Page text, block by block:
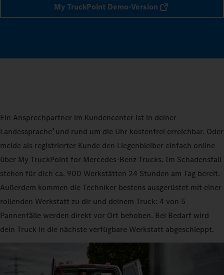
My TruckPoint Demo-Version
Ein Ansprechpartner im Kundencenter ist in deiner
Landessprache3 und rund um die Uhr kostenfrei erreichbar. Oder
melde als registrierter Kunde den Liegenbleiber einfach online
über My TruckPoint for Mercedes‑Benz Trucks. Im Schadensfall
stehen für dich ca. 900 Werkstätten 24 Stunden am Tag bereit.
Außerdem kommen die Techniker bestens ausgerüstet mit einer
rollenden Werkstatt zu dir und deinem Truck: 4 von 5
Pannenfälle werden direkt vor Ort behoben. Bei Bedarf wird
dein Truck in die nächste verfügbare Werkstatt abgeschleppt.